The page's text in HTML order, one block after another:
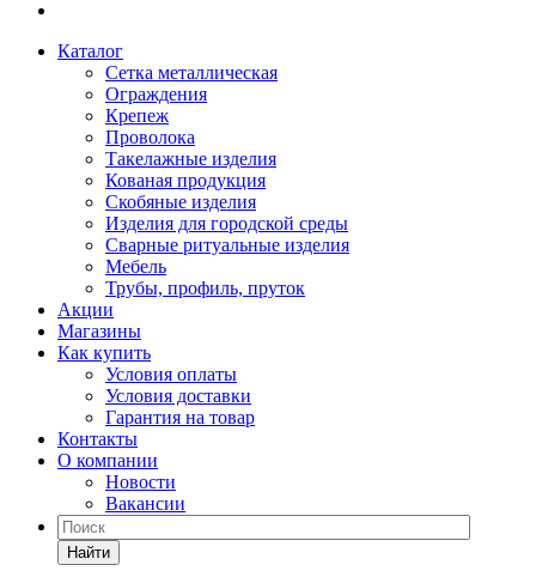
Каталог
Сетка металлическая
Ограждения
Крепеж
Проволока
Такелажные изделия
Кованая продукция
Скобяные изделия
Изделия для городской среды
Сварные ритуальные изделия
Мебель
Трубы, профиль, пруток
Акции
Магазины
Как купить
Условия оплаты
Условия доставки
Гарантия на товар
Контакты
О компании
Новости
Вакансии
Найти